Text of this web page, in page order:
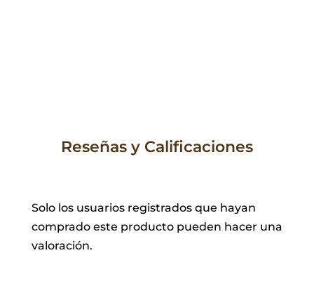
Reseñas y Calificaciones
Solo los usuarios registrados que hayan
comprado este producto pueden hacer una
valoración.